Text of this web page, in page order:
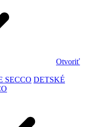
Otvoriť
SECCO DETSKÉ